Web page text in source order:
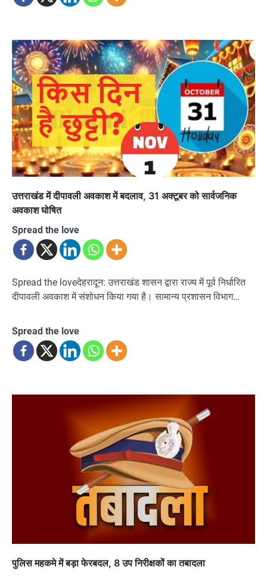
उत्तराखंड में दीपावली अवकाश में बदलाव, 31 अक्टूबर को सार्वजनिक
अवकाश घोषित
Spread the love
Spread the loveदेहरादून: उत्तराखंड शासन द्वारा राज्य में पूर्व निर्धारित
दीपावली अवकाश में संशोधन किया गया है। सामान्य प्रशासन विभाग…
Spread the love
पुलिस महकमे में बड़ा फेरबदल, 8 उप निरीक्षकों का तबादला